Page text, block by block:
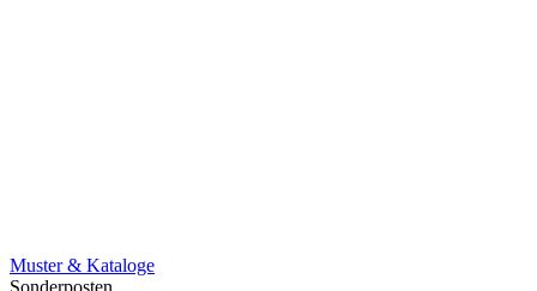
Muster & Kataloge
Sonderposten